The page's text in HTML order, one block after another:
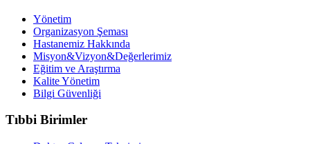
Yönetim
Organizasyon Şeması
Hastanemiz Hakkında
Misyon&Vizyon&Değerlerimiz
Eğitim ve Araştırma
Kalite Yönetim
Bilgi Güvenliği
Tıbbi Birimler